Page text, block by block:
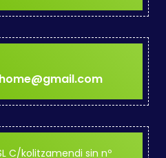
C/kolitzamendi sin nº